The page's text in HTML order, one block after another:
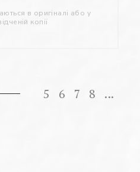
в оригіналі або у
копії
5 6 7 8 ...